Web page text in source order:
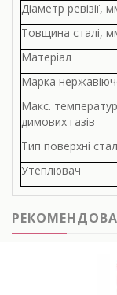
Діаметр ревізії,
Товщина сталі,
Матеріал
Марка
Макс.
димових газів
Тип поверхні
Утеплювач